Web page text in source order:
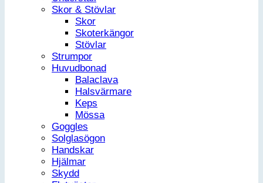
Skor & Stövlar
Skor
Skoterkängor
Stövlar
Strumpor
Huvudbonad
Balaclava
Halsvärmare
Keps
Mössa
Goggles
Solglasögon
Handskar
Hjälmar
Skydd